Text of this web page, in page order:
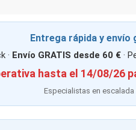
Entrega rápida y envío
· Envío GRATIS desde 60 €·
hasta el 14/08/26
Especialistas en